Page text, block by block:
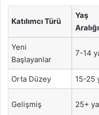
Katılımcı Türü
Yaş
Aralığı
Yeni
Başlayanlar
7-14
Orta Düzey 15-25
Gelişmiş 25+